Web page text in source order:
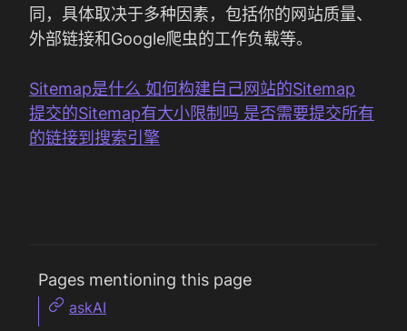
同，具体取决于多种因素，包括你的网站质量、
外部链接和Google爬虫的工作负载等。
Sitemap是什么 如何构建自己网站的Sitemap
提交的Sitemap有大小限制吗 是否需要提交所有
的链接到搜索引擎
Pages mentioning this page
askAI